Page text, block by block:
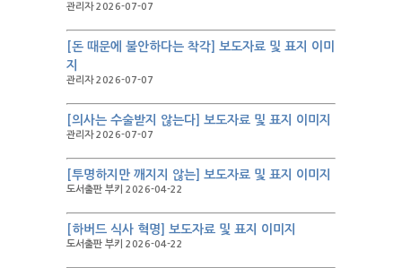
관리자 2026-07-07
[돈 때문에 불안하다는 착각] 보도자료 및 표지 이미
지
관리자 2026-07-07
[의사는 수술받지 않는다] 보도자료 및 표지 이미지
관리자 2026-07-07
[투명하지만 깨지지 않는] 보도자료 및 표지 이미지
도서출판 부키 2026-04-22
[하버드 식사 혁명] 보도자료 및 표지 이미지
도서출판 부키 2026-04-22